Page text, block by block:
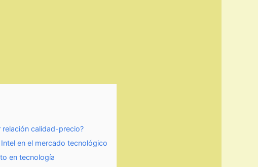
calidad-precio?
en el mercado tecnológico
en tecnología